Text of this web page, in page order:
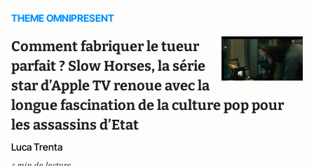
THEME OMNIPRESENT
Comment fabriquer le tueur
parfait ? Slow Horses, la série
star d’Apple TV renoue avec la
longue fascination de la culture pop pour
les assassins d’Etat
Luca Trenta